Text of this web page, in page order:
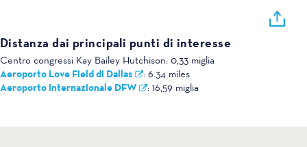
Distanza dai principali punti di interesse
Centro congressi Kay Bailey Hutchison: 0,33 miglia
Aeroporto Love Field di Dallas : 6.34 miles
Aeroporto internazionale DFW : 16,59 miglia